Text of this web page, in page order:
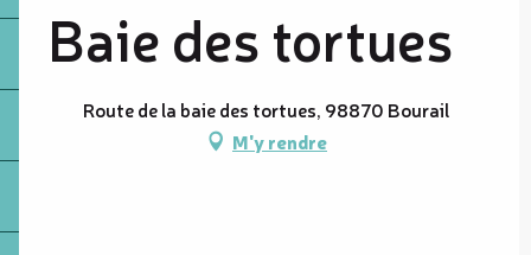
Baie des tortues
Route de la baie des tortues, 98870 Bourail
M'y rendre